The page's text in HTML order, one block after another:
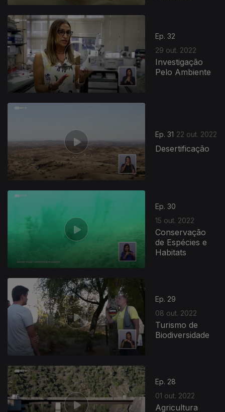
Ep. 32
29 out. 2022
Investigação
Pelo Ambiente
Ep. 31 22 out. 2022
Desertificação
Ep. 30
15 out. 2022
Conservação
de Espécies e
Habitats
Ep. 29
08 out. 2022
Turismo de
Biodiversidade
Ep. 28
01 out. 2022
Agricultura
644060